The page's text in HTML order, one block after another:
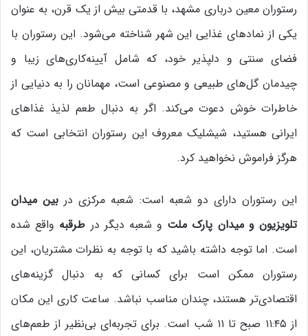
رستوران معین درباری مشهد، با قدمتی بیش از یک قرن، به عنوان
یکی از نمادهای غذایی این شهر شناخته می‌شود. این رستوران با
فضای سنتی و دلپذیر خود، که شامل آیینه‌کاری‌های زیبا و
چیدمان گل‌های طبیعی و مصنوعی است، مهمانان را به دنیایی از
خاطرات خوش دعوت می‌کند. اگر به دنبال طعم لذیذ غذاهای
ایرانی هستید، شیشلیک معروف این رستوران انتخابی است که
هرگز فراموش نخواهید کرد.
این رستوران دارای دو شعبه است: شعبه مرکزی در بین میدان
تلویزیون و میدان پارک ملت و شعبه دیگر در طرقبه واقع شده
است. اما توجه داشته باشید که با توجه به نظرات مشتریان، این
رستوران ممکن است برای کسانی که به دنبال گزینه‌های
اقتصادی‌تر هستند، چندان مناسب نباشد. ساعت کاری این مکان
از ۱۱:۴۵ صبح تا ۱۱ شب است. برای تجربه‌ای بی‌نظیر از طعم‌های